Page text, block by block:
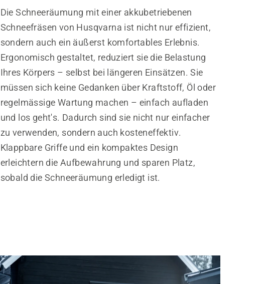
Die Schneeräumung mit einer akkubetriebenen
Schneefräsen von Husqvarna ist nicht nur effizient,
sondern auch ein äußerst komfortables Erlebnis.
Ergonomisch gestaltet, reduziert sie die Belastung
Ihres Körpers – selbst bei längeren Einsätzen. Sie
müssen sich keine Gedanken über Kraftstoff, Öl oder
regelmässige Wartung machen – einfach aufladen
und los geht's. Dadurch sind sie nicht nur einfacher
zu verwenden, sondern auch kosteneffektiv.
Klappbare Griffe und ein kompaktes Design
erleichtern die Aufbewahrung und sparen Platz,
sobald die Schneeräumung erledigt ist.